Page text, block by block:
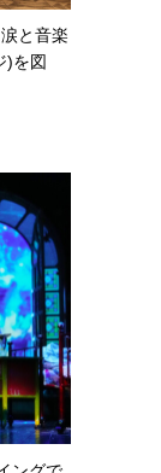
と音楽
)を図